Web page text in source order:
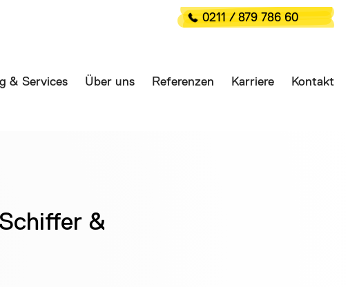
0211 / 879 786 60
& Services Über uns Referenzen Karriere Kontakt
&